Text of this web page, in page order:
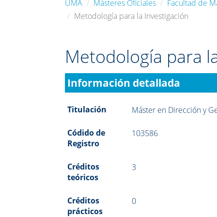
UMA Másteres Oficiales
Facultad de
Metodología para la Investigación
Metodología para
Información detallada
Titulación Máster en Dirección y
Códido de
Registro
103586
Créditos
teóricos
3
Créditos
prácticos
0